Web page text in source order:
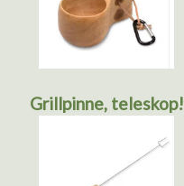
Grillpinne, teleskop!